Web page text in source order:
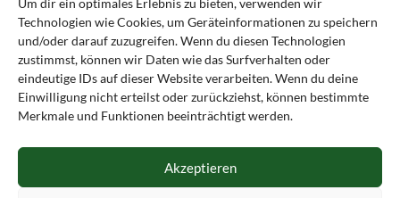
Um dir ein optimales Erlebnis zu bieten, verwenden wir
Technologien wie Cookies, um Geräteinformationen zu speichern
und/oder darauf zuzugreifen. Wenn du diesen Technologien
zustimmst, können wir Daten wie das Surfverhalten oder
eindeutige IDs auf dieser Website verarbeiten. Wenn du deine
Einwilligung nicht erteilst oder zurückziehst, können bestimmte
Merkmale und Funktionen beeinträchtigt werden.
Akzeptieren
Das hier – tadaaa – ist das Cover zu „Timmy und die
Allergomörder“: